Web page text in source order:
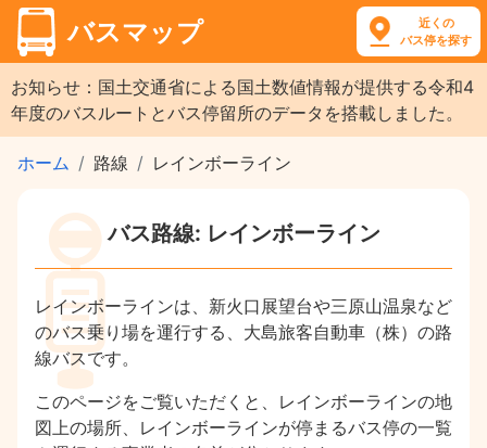
バスマップ
近くの
バス停を探す
お知らせ：国土交通省による国土数値情報が提供する令和4
年度のバスルートとバス停留所のデータを搭載しました。
ホーム 路線 レインボーライン
バス路線: レインボーライン
レインボーラインは、新火口展望台や三原山温泉など
のバス乗り場を運行する、大島旅客自動車（株）の路
線バスです。
このページをご覧いただくと、レインボーラインの地
図上の場所、レインボーラインが停まるバス停の一覧